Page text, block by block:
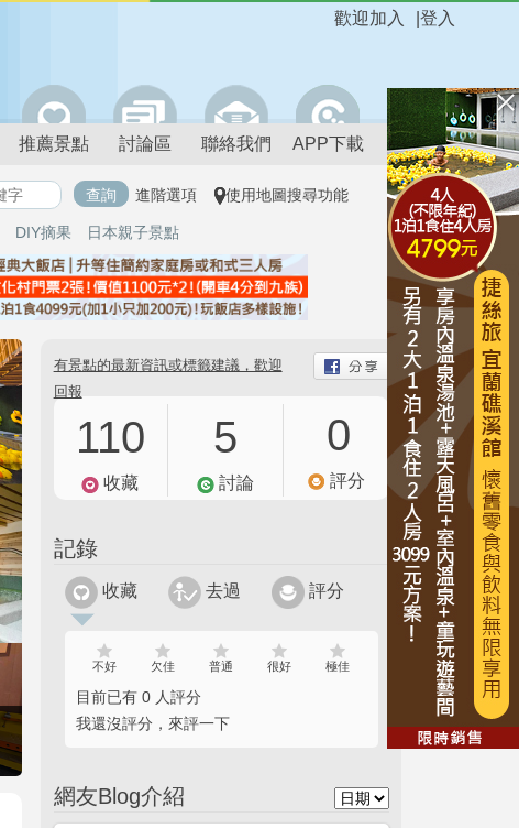
登入
歡迎加入
推薦景點 討論區 聯絡我們 APP下載
進階選項 使用地圖搜尋功能
DIY摘果 日本親子景點
有景點的最新資訊或標籤建議，歡迎
回報
110
收藏
5
討論
0
評分
記錄
收藏 去過 評分
不好 欠佳 普通 很好 極佳
目前已有 0 人評分
我還沒評分，來評一下
網友Blog介紹